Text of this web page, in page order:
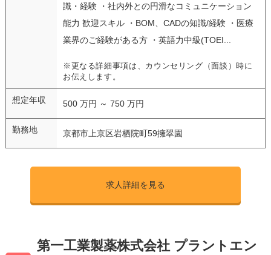
識・経験 ・社内外との円滑なコミュニケーション
能力 歓迎スキル ・BOM、CADの知識/経験 ・医療
業界のご経験がある方 ・英語力中級(TOEI...
※更なる詳細事項は、カウンセリング（面談）時に
お伝えします。
想定年収 500 万円 ～ 750 万円
勤務地 京都市上京区岩栖院町59擁翠園
求人詳細を見る
第一工業製薬株式会社 プラントエン